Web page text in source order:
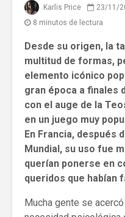
Karlis Price 23/11/
8 minutos de lectura
Desde su origen, la
multitud de formas,
elemento icónico
gran época a finales
con el auge de la
en un juego muy
En Francia, después
Mundial, su uso fue
querían ponerse en
queridos que habían
Mucha gente se